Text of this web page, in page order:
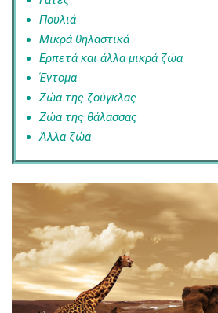
Πουλιά
Μικρά θηλαστικά
Ερπετά και άλλα μικρά ζώα
Έντομα
Ζώα της ζούγκλας
Ζώα της θάλασσας
Άλλα ζώα